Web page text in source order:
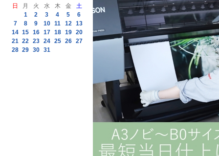
日
月 火 水 木 金
土
1
2 3 4 5
6
7
8 9 10 11 12 13
14 15 16 17 18 19 20
21 22 23 24 25 26 27
28 29 30 31